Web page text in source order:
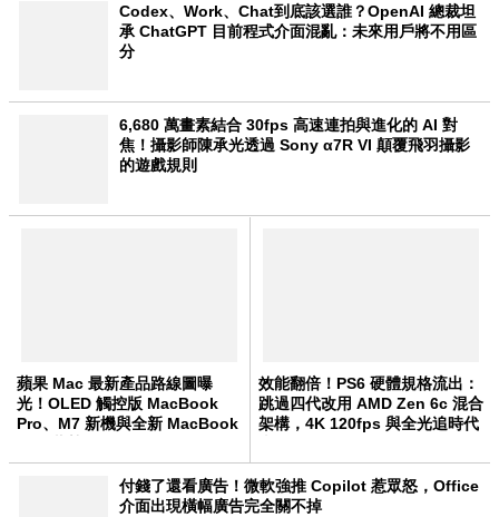
Codex、Work、Chat到底該選誰？OpenAI 總裁坦
承 ChatGPT 目前程式介面混亂：未來用戶將不用區
分
6,680 萬畫素結合 30fps 高速連拍與進化的 AI 對
焦！攝影師陳承光透過 Sony α7R VI 顛覆飛羽攝影
的遊戲規則
蘋果 Mac 最新產品路線圖曝
光！OLED 觸控版 MacBook
Pro、M7 新機與全新 MacBook
效能翻倍！PS6 硬體規格流出：
跳過四代改用 AMD Zen 6c 混合
架構，4K 120fps 與全光追時代
付錢了還看廣告！微軟強推 Copilot 惹眾怒，Office
介面出現橫幅廣告完全關不掉